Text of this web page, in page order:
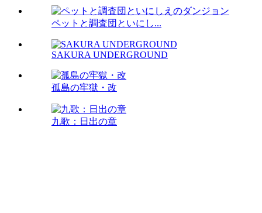
ペットと調査団といにし...
SAKURA UNDERGROUND
孤島の牢獄・改
九歌：日出の章